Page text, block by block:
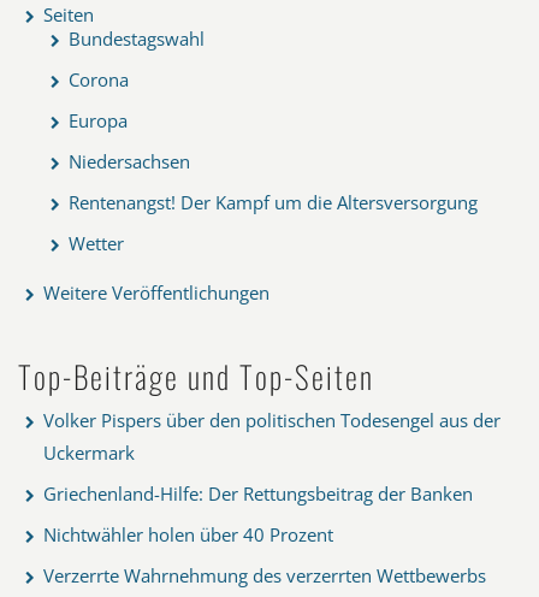
Seiten
Bundestagswahl
Corona
Europa
Niedersachsen
Rentenangst! Der Kampf um die Altersversorgung
Wetter
Weitere Veröffentlichungen
Top-Beiträge und Top-Seiten
Volker Pispers über den politischen Todesengel aus der
Uckermark
Griechenland-Hilfe: Der Rettungsbeitrag der Banken
Nichtwähler holen über 40 Prozent
Verzerrte Wahrnehmung des verzerrten Wettbewerbs